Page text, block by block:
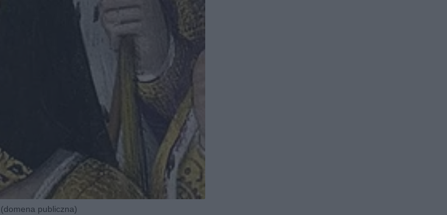
publiczna)